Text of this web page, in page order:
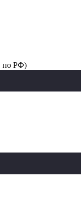
по РФ)